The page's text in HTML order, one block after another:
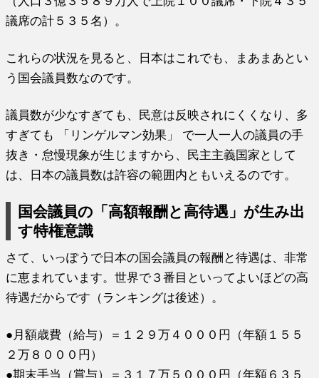
議席の計５３５名）。
これらの状況を見ると、日本はこれでも、まあまあとい
う国会議員数なのです。
議員数が少なすぎても、民意は反映されにくくなり、多
すぎても 「リンゲルマン効果」 で一人一人の議員の手
抜き・怠慢現象が生じますから、民主主義国家として
は、日本の議員数は許容の範囲内ともいえるのです。
国会議員の「高額報酬と高待遇」が生み出
す特権意識
さて、いっぽうで日本の国会議員の報酬と待遇は、非常
に恵まれています。世界で３番目といってよいほどの高
待遇だからです（ランキングは後述）。
●月額歳費（給与）＝１２９万４０００円（年額１５５
２万８０００円）
●期末手当（賞与）＝３１７万５０００円（年額６３５